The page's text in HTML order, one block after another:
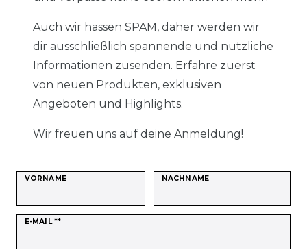
Auch wir hassen SPAM, daher werden wir
dir ausschließlich spannende und nützliche
Informationen zusenden. Erfahre zuerst
von neuen Produkten, exklusiven
Angeboten und Highlights.
Wir freuen uns auf deine Anmeldung!
VORNAME NACHNAME
E-MAIL **
Newsletter